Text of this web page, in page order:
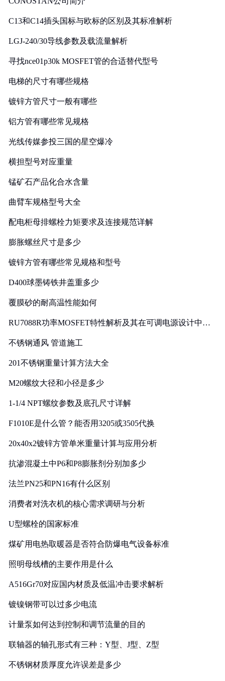
C13和C14插头国标与欧标的区别及其标准解析
LGJ-240/30导线参数及载流量解析
寻找nce01p30k MOSFET管的合适替代型号
电梯的尺寸有哪些规格
镀锌方管尺寸一般有哪些
铝方管有哪些常见规格
光线传媒参投三国的星空爆冷
横担型号对应重量
锰矿石产品化合水含量
曲臂车规格型号大全
配电柜母排螺栓力矩要求及连接规范详解
膨胀螺丝尺寸是多少
镀锌方管有哪些常见规格和型号
D400球墨铸铁井盖重多少
覆膜砂的耐高温性能如何
RU7088R功率MOSFET特性解析及其在可调电源设计中的
不锈钢通风 管道施工
201不锈钢重量计算方法大全
M20螺纹大径和小径是多少
1-1/4 NPT螺纹参数及底孔尺寸详解
F1010E是什么管？能否用3205或3505代换
20x40x2镀锌方管单米重量计算与应用分析
抗渗混凝土中P6和P8膨胀剂分别加多少
法兰PN25和PN16有什么区别
消费者对洗衣机的核心需求调研与分析
U型螺栓的国家标准
煤矿用电热取暖器是否符合防爆电气设备标准
照明母线槽的主要作用是什么
A516Gr70对应国内材质及低温冲击要求解析
镀镍钢带可以过多少电流
计量泵如何达到控制和调节流量的目的
联轴器的轴孔形式有三种：Y型、J型、Z型
不锈钢材质厚度允许误差是多少